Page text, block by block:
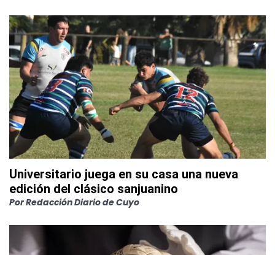
Universitario juega en su casa una nueva
edición del clásico sanjuanino
PorRedacción Diario de Cuyo